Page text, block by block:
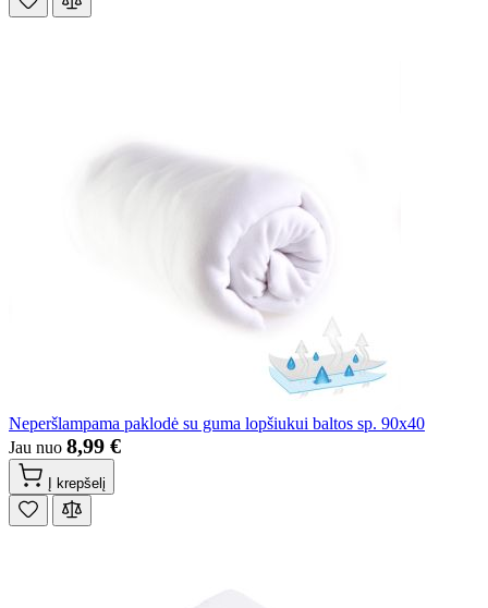
Neperšlampama paklodė su guma lopšiukui baltos sp. 90x40
Jau nuo 8,99 €
Į krepšelį